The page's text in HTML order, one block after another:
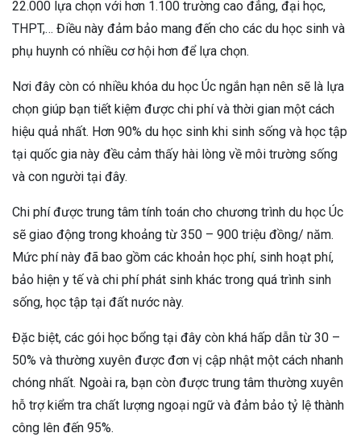
22.000 lựa chọn với hơn 1.100 trường cao đẳng, đại học,
THPT,… Điều này đảm bảo mang đến cho các du học sinh và
phụ huynh có nhiều cơ hội hơn để lựa chọn.
Nơi đây còn có nhiều khóa du học Úc ngắn hạn nên sẽ là lựa
chọn giúp bạn tiết kiệm được chi phí và thời gian một cách
hiệu quả nhất. Hơn 90% du học sinh khi sinh sống và học tập
tại quốc gia này đều cảm thấy hài lòng về môi trường sống
và con người tại đây.
Chi phí được trung tâm tính toán cho chương trình du học Úc
sẽ giao động trong khoảng từ 350 – 900 triệu đồng/ năm.
Mức phí này đã bao gồm các khoản học phí, sinh hoạt phí,
bảo hiện y tế và chi phí phát sinh khác trong quá trình sinh
sống, học tập tại đất nước này.
Đặc biệt, các gói học bổng tại đây còn khá hấp dẫn từ 30 –
50% và thường xuyên được đơn vị cập nhật một cách nhanh
chóng nhất. Ngoài ra, bạn còn được trung tâm thường xuyên
hỗ trợ kiểm tra chất lượng ngoại ngữ và đảm bảo tỷ lệ thành
công lên đến 95%.